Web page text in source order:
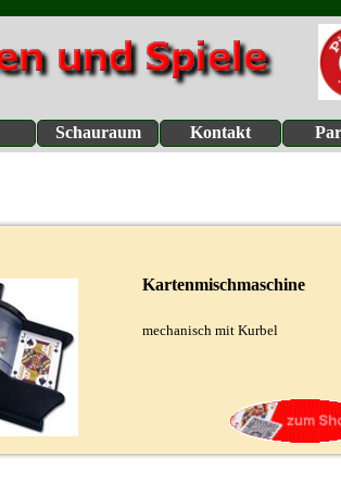
Schauraum Kontakt
Kartenmischmaschine
mechanisch mit Kurbel